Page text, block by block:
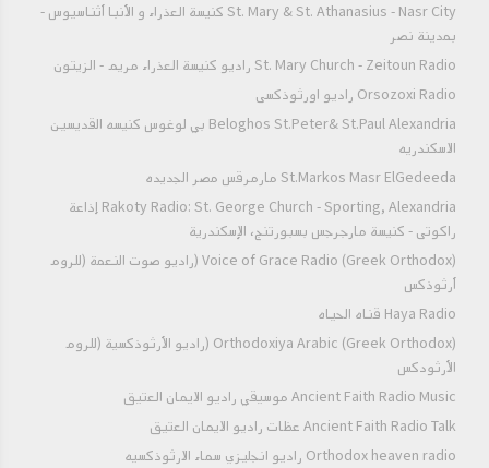
St. Mary & St. Athanasius - Nasr City كنيسة العذراء و الأنبا أثناسيوس -
بمدينة نصر
St. Mary Church - Zeitoun Radio راديو كنيسة العذراء مريم - الزيتون
Orsozoxi Radio راديو اورثوذكسى
Beloghos St.Peter& St.Paul Alexandria بي لوغوس كنيسه القديسين
الاسكندريه
St.Markos Masr ElGedeeda مارمرقس مصر الجديده
Rakoty Radio: St. George Church - Sporting, Alexandria إذاعة
راكوتى - كنيسة مارجرجس بسبورتنج، الإسكندرية
Voice of Grace Radio (Greek Orthodox) (راديو صوت النعمة (للروم
أرثوذكس
Haya Radio قناه الحياه
Orthodoxiya Arabic (Greek Orthodox) (راديو الأرثوذكسية (للروم
الأرثودكس
Ancient Faith Radio Music موسيقي راديو الايمان العتيق
Ancient Faith Radio Talk عظات راديو الايمان العتيق
Orthodox heaven radio راديو انجليزي سماء الارثوذكسيه